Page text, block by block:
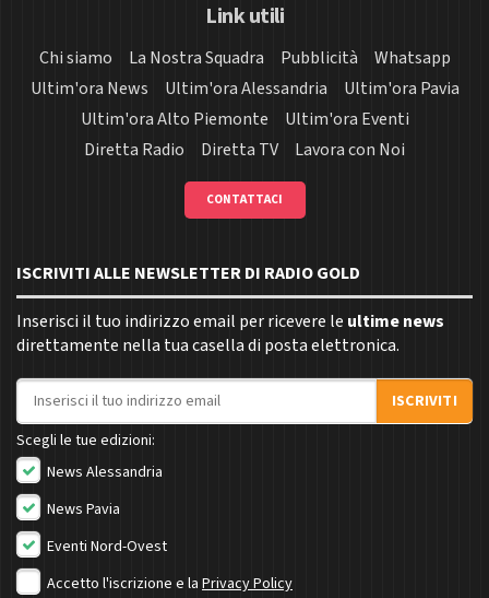
Link utili
Chi siamo La Nostra Squadra Pubblicità
Whatsapp
Ultim'ora News
Ultim'ora Alessandria
Ultim'ora Pavia
Ultim'ora Alto Piemonte
Ultim'ora Eventi
Diretta Radio
Diretta TV Lavora con Noi
CONTATTACI
ISCRIVITI ALLE NEWSLETTER DI RADIO GOLD
Inserisci il tuo indirizzo email per ricevere le ultime news
direttamente nella tua casella di posta elettronica.
Indirizzo email
ISCRIVITI
Scegli le tue edizioni:
News Alessandria
News Pavia
Eventi Nord-Ovest
Accetto l'iscrizione e la Privacy Policy